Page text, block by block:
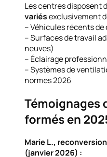
Les centres disposent
variésexclusivement
– Véhicules récents
– Surfaces de travail
neuves)
– Éclairage
– Systèmes de
normes 2026
Témoignages
formés en
Marie L.,
(janvier 2026) :